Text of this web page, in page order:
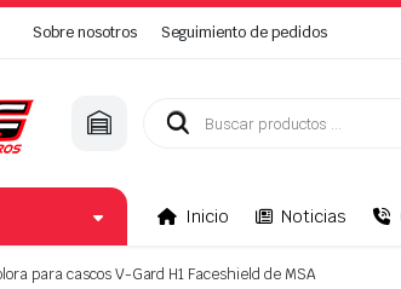
Sobre nosotros Seguimiento de pedidos
Búsqueda
Inicio Noticias
para cascos V-Gard H1 Faceshield de MSA